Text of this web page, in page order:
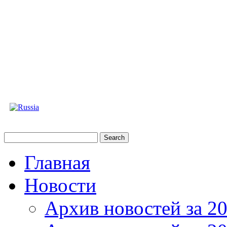
Главная
Новости
Архив новостей за